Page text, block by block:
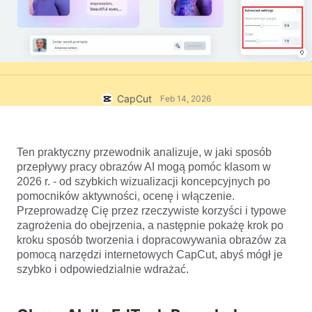
Tekst i dźwięk
Szablony podpisów
Zamiana tekstu na mowę
Głosy niestandardowe
Ulepsz głos
Redukcja szumów
Marketing
Styl życia i vlogi
Projekt niestandardowy
Więcej
Zasoby
Poradniki
Trendy w branży
Wyróżnione
Wskazówki i trendy szablonów
Szablony branżowe
Centrum zaufania
Centrum pomocy
Nowiny
Dreamina Seedance 2.0 Launch
Otwórz CapCut
CapCut Feb 14, 2026
Ten praktyczny przewodnik analizuje, w jaki sposób
przepływy pracy obrazów AI mogą pomóc klasom w
2026 r. - od szybkich wizualizacji koncepcyjnych po
pomocników aktywności, ocenę i włączenie.
Przeprowadzę Cię przez rzeczywiste korzyści i typowe
zagrożenia do obejrzenia, a następnie pokażę krok po
kroku sposób tworzenia i dopracowywania obrazów za
pomocą narzędzi internetowych CapCut, abyś mógł je
szybko i odpowiedzialnie wdrażać.